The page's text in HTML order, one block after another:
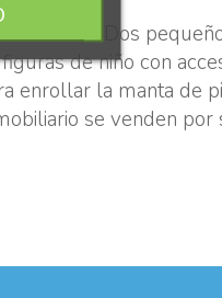
Biscuit! Dos
de niño con
enrollar la manta de
se venden por